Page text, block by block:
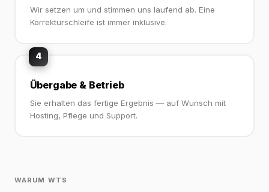
Wir setzen um und stimmen uns laufend ab. Eine
Korrekturschleife ist immer inklusive.
4
Übergabe & Betrieb
Sie erhalten das fertige Ergebnis — auf Wunsch mit
Hosting, Pflege und Support.
WARUM WTS